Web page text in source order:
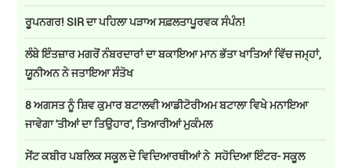
ਰੂਪਨਗਰ! SIR ਦਾ ਪਹਿਲਾ ਪੜਾਅ ਸਫ਼ਲਤਾਪੂਰਵਕ ਸੰਪੰਨ!
ਲੰਬੇ ਇੰਤਜ਼ਾਰ ਮਗਰੋਂ ਨੰਬਰਦਾਰਾਂ ਦਾ ਬਕਾਇਆ ਮਾਨ ਭੱਤਾ ਖਾਤਿਆਂ ਵਿੱਚ ਜਮ੍ਹਾਂ,
ਯੂਨੀਅਨ ਨੇ ਜਤਾਇਆ ਸੰਤੋਖ
8 ਅਗਸਤ ਨੂੰ ਸ਼ਿਵ ਕੁਮਾਰ ਬਟਾਲਵੀ ਆਡੀਟੋਰੀਅਮ ਬਟਾਲਾ ਵਿਖੇ ਮਨਾਇਆ
ਜਾਵੇਗਾ 'ਤੀਆਂ ਦਾ ਤਿਉਹਾਰ', ਤਿਆਰੀਆਂ ਮੁਕੰਮਲ
ਸੇਂਟ ਕਬੀਰ ਪਬਲਿਕ ਸਕੂਲ ਦੇ ਵਿਦਿਆਰਥੀਆਂ ਨੇ ਸਹੋਦਿਆ ਇੰਟਰ- ਸਕੂਲ